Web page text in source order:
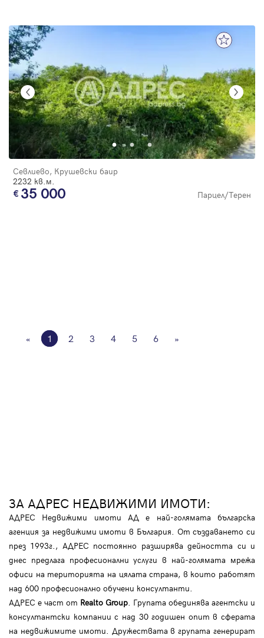
Севлиево, Крушевски баир
2232 кв.м.
35 000 Парцел/Терен
« 1 2 3 4 5 6 »
ЗА АДРЕС НЕДВИЖИМИ ИМОТИ:
АДРЕС Недвижими имоти АД е най-голямата българска
агенция за недвижими имоти в България. От създаването си
през 1993г., АДРЕС постоянно разширява дейността си и
днес предлага професионални услуги в най-голямата мрежа
офиси на територията на цялата страна, в които работят
над 600 професионално обучени консултанти.
АДРЕС е част от Realto Group . Групата обединява агентски и
консултантски компании с над 30 годишен опит в сферата
на недвижимите имоти. Дружествата в групата генерират